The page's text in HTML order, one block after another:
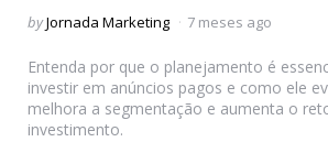
Posted
byJornada Marketing 7 meses ago
Entenda por que o planejamento é
investir em anúncios pagos e como ele
melhora a segmentação e aumenta o
investimento.